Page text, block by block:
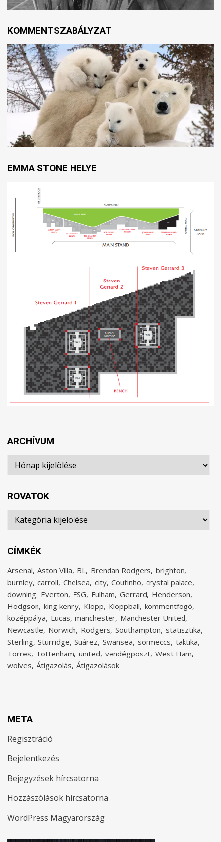
KOMMENTSZABÁLYZAT
EMMA STONE HELYE
ARCHÍVUM
Archívum
ROVATOK
Rovatok
CÍMKÉK
Arsenal Aston Villa BL Brendan Rodgers brighton
burnley carroll Chelsea city Coutinho crystal palace
downing Everton FSG Fulham Gerrard Henderson
Hodgson king kenny Klopp Kloppball kommentfogó
középpálya Lucas manchester Manchester United
Newcastle Norwich Rodgers Southampton statisztika
Sterling Sturridge Suárez Swansea sörmeccs taktika
Torres Tottenham united vendégposzt West Ham
wolves Átigazolás Átigazolások
META
Regisztráció
Bejelentkezés
Bejegyzések hírcsatorna
Hozzászólások hírcsatorna
WordPress Magyarország